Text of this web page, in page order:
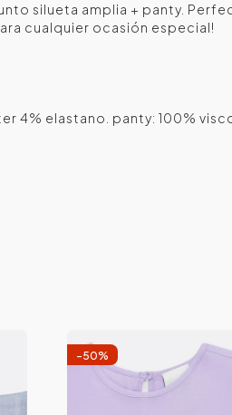
silueta amplia + panty.
cualquier ocasión especial!
4% elastano. panty: 100%
-50%